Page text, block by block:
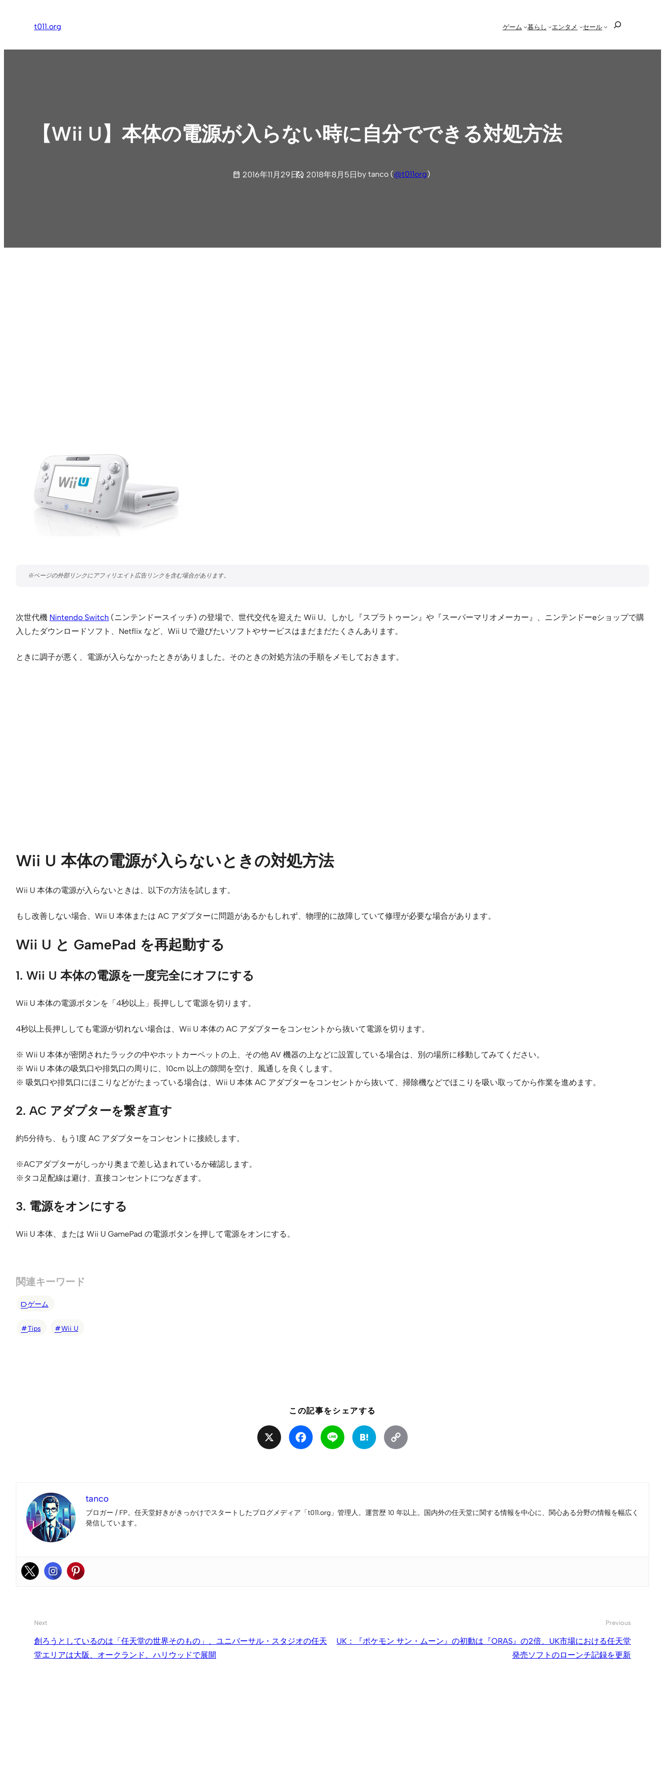
ス
t011.org ゲーム 暮らし エンタメ セール
【Wii U】本体の電源が入らない時に自分でできる対処方法
2016年11月29日 2018年8月5日 by tanco (@t011org)
次世代機 Nintendo Switch (ニンテンドースイッチ) の登場で、世代交代を迎えた Wii U。しかし『スプラトゥーン』や『スーパーマリオメーカー』、ニンテンドーeショップで購
入したダウンロードソフト、Netflix など、Wii U で遊びたいソフトやサービスはまだまだたくさんあります。
ときに調子が悪く、電源が入らなかったときがありました。そのときの対処方法の手順をメモしておきます。
Wii U 本体の電源が入らないときの対処方法
Wii U 本体の電源が入らないときは、以下の方法を試します。
もし改善しない場合、Wii U 本体または AC アダプターに問題があるかもしれず、物理的に故障していて修理が必要な場合があります。
Wii U と GamePad を再起動する
1. Wii U 本体の電源を一度完全にオフにする
Wii U 本体の電源ボタンを「4秒以上」長押しして電源を切ります。
4秒以上長押ししても電源が切れない場合は、Wii U 本体の AC アダプターをコンセントから抜いて電源を切ります。
※ Wii U 本体が密閉されたラックの中やホットカーペットの上、その他 AV 機器の上などに設置している場合は、別の場所に移動してみてください。
※ Wii U 本体の吸気口や排気口の周りに、10cm 以上の隙間を空け、風通しを良くします。
※ 吸気口や排気口にほこりなどがたまっている場合は、Wii U 本体 AC アダプターをコンセントから抜いて、掃除機などでほこりを吸い取ってから作業を進めます。
2. AC アダプターを繋ぎ直す
約5分待ち、もう1度 AC アダプターをコンセントに接続します。
※ACアダプターがしっかり奥まで差し込まれているか確認します。
※タコ足配線は避け、直接コンセントにつなぎます。
3. 電源をオンにする
Wii U 本体、または Wii U GamePad の電源ボタンを押して電源をオンにする。
関連キーワード
ゲーム
Tips Wii U
この記事をシェアする
Facebook Line Hatena
tanco
ブロガー / FP。任天堂好きがきっかけでスタートしたブログメディア「t011.org」管理人。運営歴 10 年以上。国内外の任天堂に関する情報を中心に、関心ある分野の情報を幅広く
発信しています。
Next
創ろうとしているのは「任天堂の世界そのもの」、ユニバーサル・スタジオの任天
堂エリアは大阪、オークランド、ハリウッドで展開
Previous
UK：『ポケモン サン・ムーン』の初動は『ORAS』の2倍、UK市場における任天堂
発売ソフトのローンチ記録を更新